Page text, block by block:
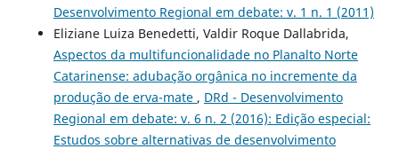
Desenvolvimento Regional em debate: v. 1 n. 1 (2011)
Eliziane Luiza Benedetti, Valdir Roque Dallabrida,
Aspectos da multifuncionalidade no Planalto Norte
Catarinense: adubação orgânica no incremente da
produção de erva-mate , DRd - Desenvolvimento
Regional em debate: v. 6 n. 2 (2016): Edição especial:
Estudos sobre alternativas de desenvolvimento